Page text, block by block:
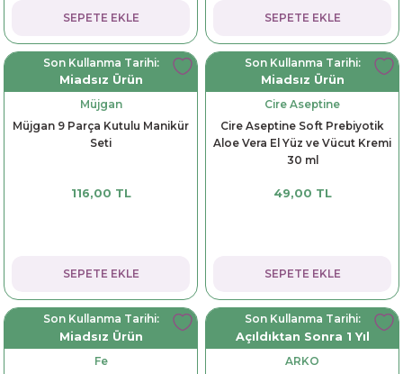
SEPETE EKLE SEPETE EKLE
Son Kullanma Tarihi:
Miadsız Ürün
Müjgan
Müjgan 9 Parça Kutulu Manikür
Seti
116,00 TL
SEPETE EKLE
Son Kullanma Tarihi:
Miadsız Ürün
Cire Aseptine
Cire Aseptine Soft Prebiyotik
Aloe Vera El Yüz ve Vücut Kremi
30 ml
49,00 TL
SEPETE EKLE
Son Kullanma Tarihi:
Miadsız Ürün
Fe
Son Kullanma Tarihi:
Açıldıktan Sonra 1 Yıl
ARKO